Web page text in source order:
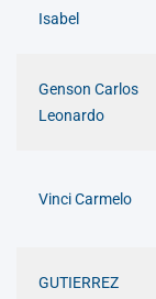
Isabel
Genson Carlos
Leonardo
Vinci Carmelo
GUTIERREZ